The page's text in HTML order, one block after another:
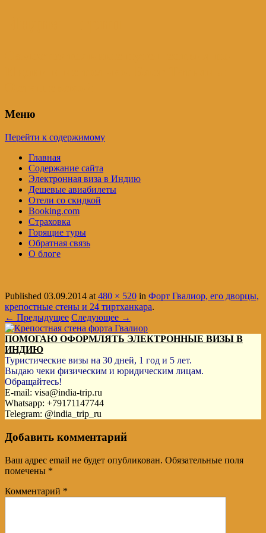
Меню
Перейти к содержимому
Главная
Содержание сайта
Электронная виза в Индию
Дешевые авиабилеты
Отели со скидкой
Booking.com
Страховка
Горящие туры
Обратная связь
О блоге
Published 03.09.2014 at480 × 520 in Форт Гвалиор, его дворцы,
крепостные стены и 24 тиртханкара.
← Предыдущее Следующее →
ПОМОГАЮ ОФОРМЛЯТЬ ЭЛЕКТРОННЫЕ ВИЗЫ В
ИНДИЮ
Туристические визы на 30 дней, 1 год и 5 лет.
Выдаю чеки физическим и юридическим лицам.
Обращайтесь!
E-mail: visa@india-trip.ru
Whatsapp: +79171147744
Telegram: @india_trip_ru
Добавить комментарий
Ваш адрес email не будет опубликован. Обязательные поля
помечены *
Комментарий *